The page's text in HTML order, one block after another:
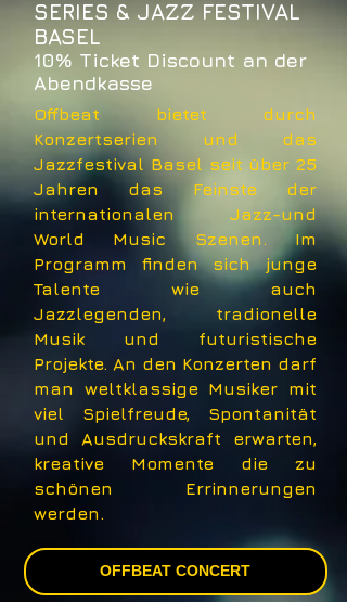
SERIES & JAZZ FESTIVAL
BASEL
10% Ticket Discount an der
Abendkasse
Offbeat bietet durch
Konzertserien und das
Jazzfestival Basel seit über 25
Jahren das Feinste der
internationalen Jazz-und
World Music Szenen. Im
Programm finden sich junge
Talente wie auch
Jazzlegenden, tradionelle
Musik und futuristische
Projekte. An den Konzerten darf
man weltklassige Musiker mit
viel Spielfreude, Spontanität
und Ausdruckskraft erwarten,
kreative Momente die zu
schönen Errinnerungen
werden.
OFFBEAT CONCERT